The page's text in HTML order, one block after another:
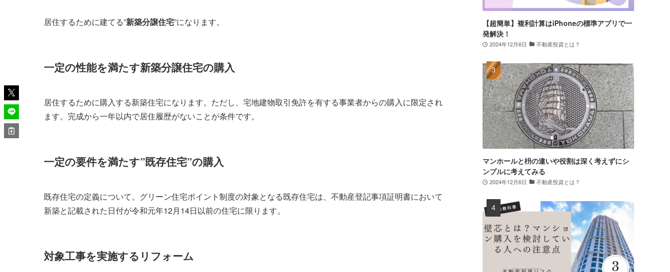
居住するために建てる”新築分譲住宅”になります。
一定の性能を満たす新築分譲住宅の購入
居住するために購入する新築住宅になります。ただし、宅地建物取引免許を有する事業者からの購入に限定され
ます。完成から一年以内で居住履歴がないことが条件です。
一定の要件を満たす”既存住宅”の購入
既存住宅の定義について。グリーン住宅ポイント制度の対象となる既存住宅は、不動産登記事項証明書において
新築と記載された日付が令和元年12月14日以前の住宅に限ります。
対象工事を実施するリフォーム
【超簡単】複利計算はiPhoneの標準アプリで一
発解決！
2024年12月6日 不動産投資とは？
マンホールと枡の違いや役割は深く考えずにシ
ンプルに考えてみる
2024年12月6日 不動産投資とは？